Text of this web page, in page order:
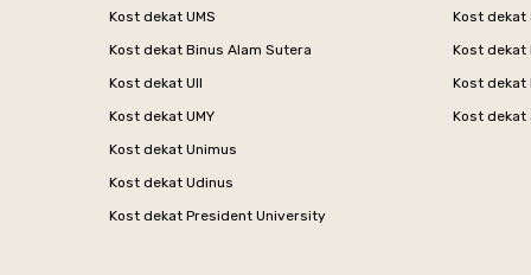
Kost dekat UMS
Kost dekat Binus Alam Sutera
Kost dekat UII
Kost dekat UMY
Kost dekat Unimus
Kost dekat Udinus
Kost dekat President University
Kost dekat
Kost dekat
Kost dekat
Kost dekat